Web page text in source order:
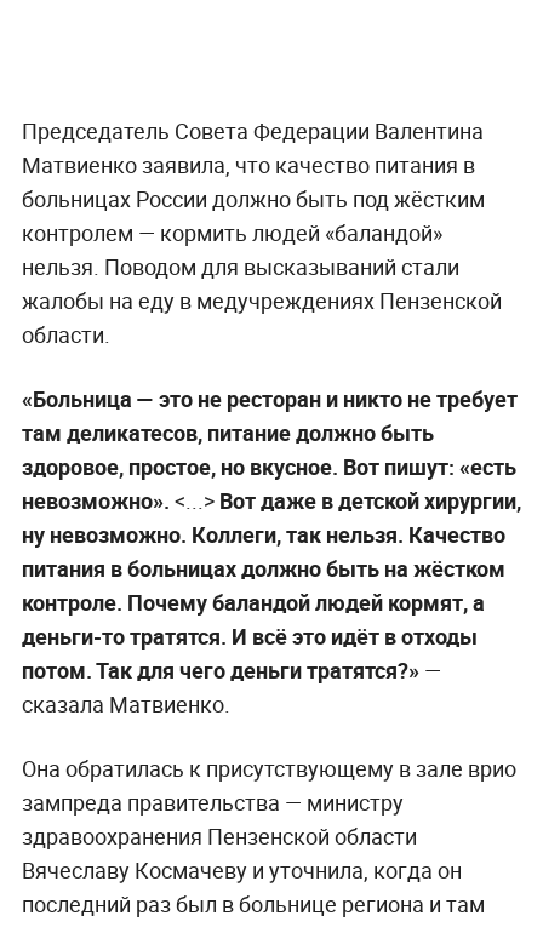
Председатель Совета Федерации Валентина
Матвиенко заявила, что качество питания в
больницах России должно быть под жёстким
контролем — кормить людей «баландой»
нельзя. Поводом для высказываний стали
жалобы на еду в медучреждениях Пензенской
области.
«Больница — это не ресторан и никто не требует
там деликатесов, питание должно быть
здоровое, простое, но вкусное. Вот пишут: «есть
невозможно». <...>Вот даже в детской хирургии,
ну невозможно. Коллеги, так нельзя. Качество
питания в больницах должно быть на жёстком
контроле. Почему баландой людей кормят, а
деньги-то тратятся. И всё это идёт в отходы
потом. Так для чего деньги тратятся?»—
сказала Матвиенко.
Она обратилась к присутствующему в зале врио
зампреда правительства — министру
здравоохранения Пензенской области
Вячеславу Космачеву и уточнила, когда он
последний раз был в больнице региона и там